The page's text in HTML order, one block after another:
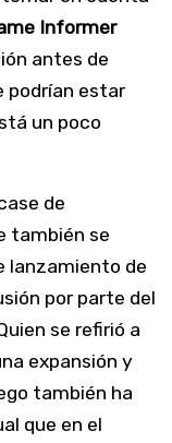
Informer
antes de
podrían estar
un poco
de
también se
lanzamiento de
por parte del
se refirió a
expansión y
también ha
que en el